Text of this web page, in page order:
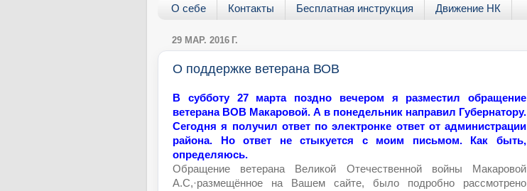
О себе Контакты Бесплатная инструкция Движение НК
29 МАР. 2016 Г.
О поддержке ветерана ВОВ
В субботу 27 марта поздно вечером я разместил обращение
ветерана ВОВ Макаровой. А в понедельник направил Губернатору.
Сегодня я получил ответ по электронке ответ от администрации
района. Но ответ не стыкуется с моим письмом. Как быть,
определяюсь.
Обращение ветерана Великой Отечественной войны Макаровой
А.С,·размещённое на Вашем сайте, было подробно рассмотрено